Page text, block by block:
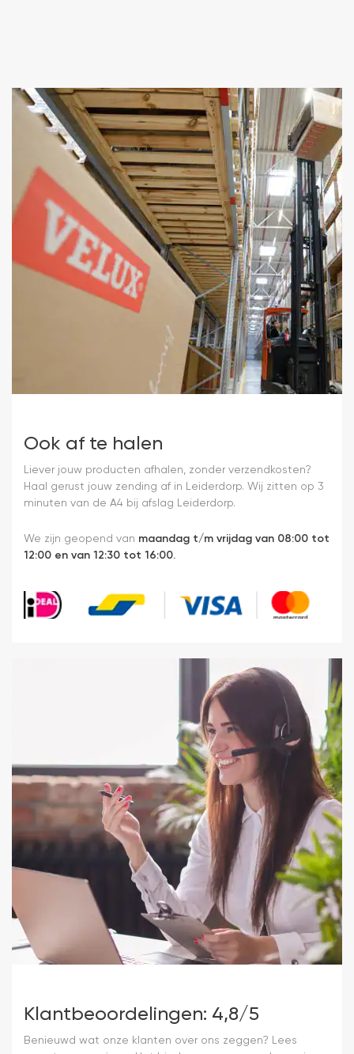
Ook af te halen
Liever jouw producten afhalen, zonder verzendkosten?
Haal gerust jouw zending af in Leiderdorp. Wij zitten op 3
minuten van de A4 bij afslag Leiderdorp.
We zijn geopend van maandag t/m vrijdag van 08:00 tot
12:00 en van 12:30 tot 16:00.
Klantbeoordelingen: 4,8/5
Benieuwd wat onze klanten over ons zeggen? Lees